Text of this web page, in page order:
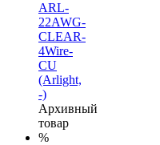
ARL-
22AWG-
CLEAR-
4Wire-
CU
(Arlight,
-)
Архивный
товар
%